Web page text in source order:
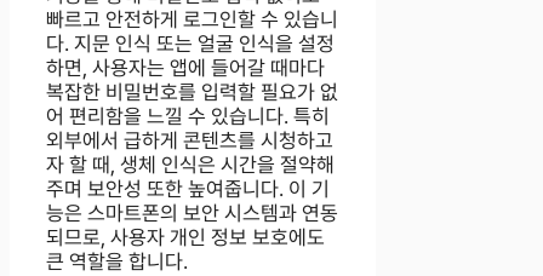
빠르고 안전하게 로그인할 수 있습니
다. 지문 인식 또는 얼굴 인식을 설정
하면, 사용자는 앱에 들어갈 때마다
복잡한 비밀번호를 입력할 필요가 없
어 편리함을 느낄 수 있습니다. 특히
외부에서 급하게 콘텐츠를 시청하고
자 할 때, 생체 인식은 시간을 절약해
주며 보안성 또한 높여줍니다. 이 기
능은 스마트폰의 보안 시스템과 연동
되므로, 사용자 개인 정보 보호에도
큰 역할을 합니다.